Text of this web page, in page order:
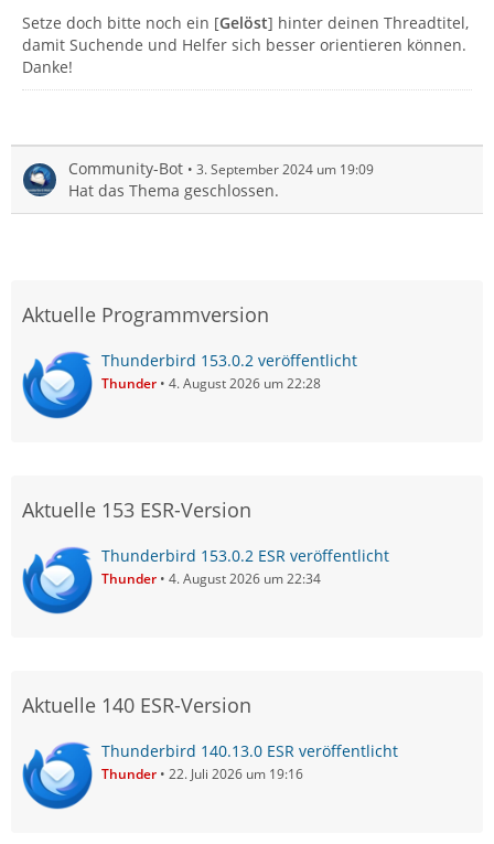
Setze doch bitte noch ein [Gelöst] hinter deinen Threadtitel,
damit Suchende und Helfer sich besser orientieren können.
Danke!
Community-Bot 3. September 2024 um 19:09
Hat das Thema geschlossen.
Aktuelle Programmversion
Thunderbird 153.0.2 veröffentlicht
Thunder 4. August 2026 um 22:28
Aktuelle 153 ESR-Version
Thunderbird 153.0.2 ESR veröffentlicht
Thunder 4. August 2026 um 22:34
Aktuelle 140 ESR-Version
Thunderbird 140.13.0 ESR veröffentlicht
Thunder 22. Juli 2026 um 19:16